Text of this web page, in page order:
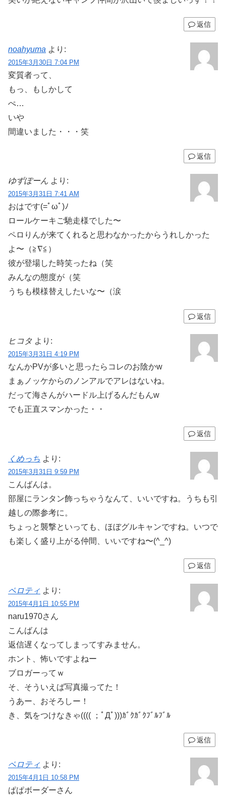
返信
noahyuma より:
2015年3月30日 7:04 PM
変質者って、
もっ、もしかして
ぺ…
いや
間違いました・・・笑
返信
ゆずぽーん より:
2015年3月31日 7:41 AM
おはです(=ﾟωﾟ)ﾉ
ロールケーキご馳走様でした〜
ペロりんが来てくれると思わなかったからうれしかった
よ〜（≧∇≦）
彼が登場した時笑ったね（笑
みんなの態度が（笑
うちも模様替えしたいな〜（涙
返信
ヒコタ より:
2015年3月31日 4:19 PM
なんかPVが多いと思ったらコレのお陰かw
まぁノッケからのノンアルでアレはないね。
だって海さんがハードル上げるんだもんw
でも正直スマンかった・・
返信
くめっち より:
2015年3月31日 9:59 PM
こんばんは。
部屋にランタン飾っちゃうなんて、いいですね。うちも引
越しの際参考に。
ちょっと襲撃といっても、ほぼグルキャンですね。いつで
も楽しく盛り上がる仲間、いいですね〜(^_^)
返信
ペロティ より:
2015年4月1日 10:55 PM
naru1970さん
こんばんは
返信遅くなってしまってすみません。
ホント、怖いですよねー
ブロガーってｗ
そ、そういえば写真撮ってた！
うあー、おそろしー！
き、気をつけなきゃ(((( ；ﾟДﾟ)))ｶﾞｸｶﾞｸﾌﾞﾙﾌﾞﾙ
返信
ペロティ より:
2015年4月1日 10:58 PM
ぱぱボーダーさん